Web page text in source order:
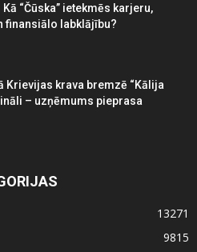
“Čūska” ietekmēs karjeru,
finansiālo labklājību?
Krievijas krava bremzē “Kālija
– uzņēmums pieprasa
13271
9815